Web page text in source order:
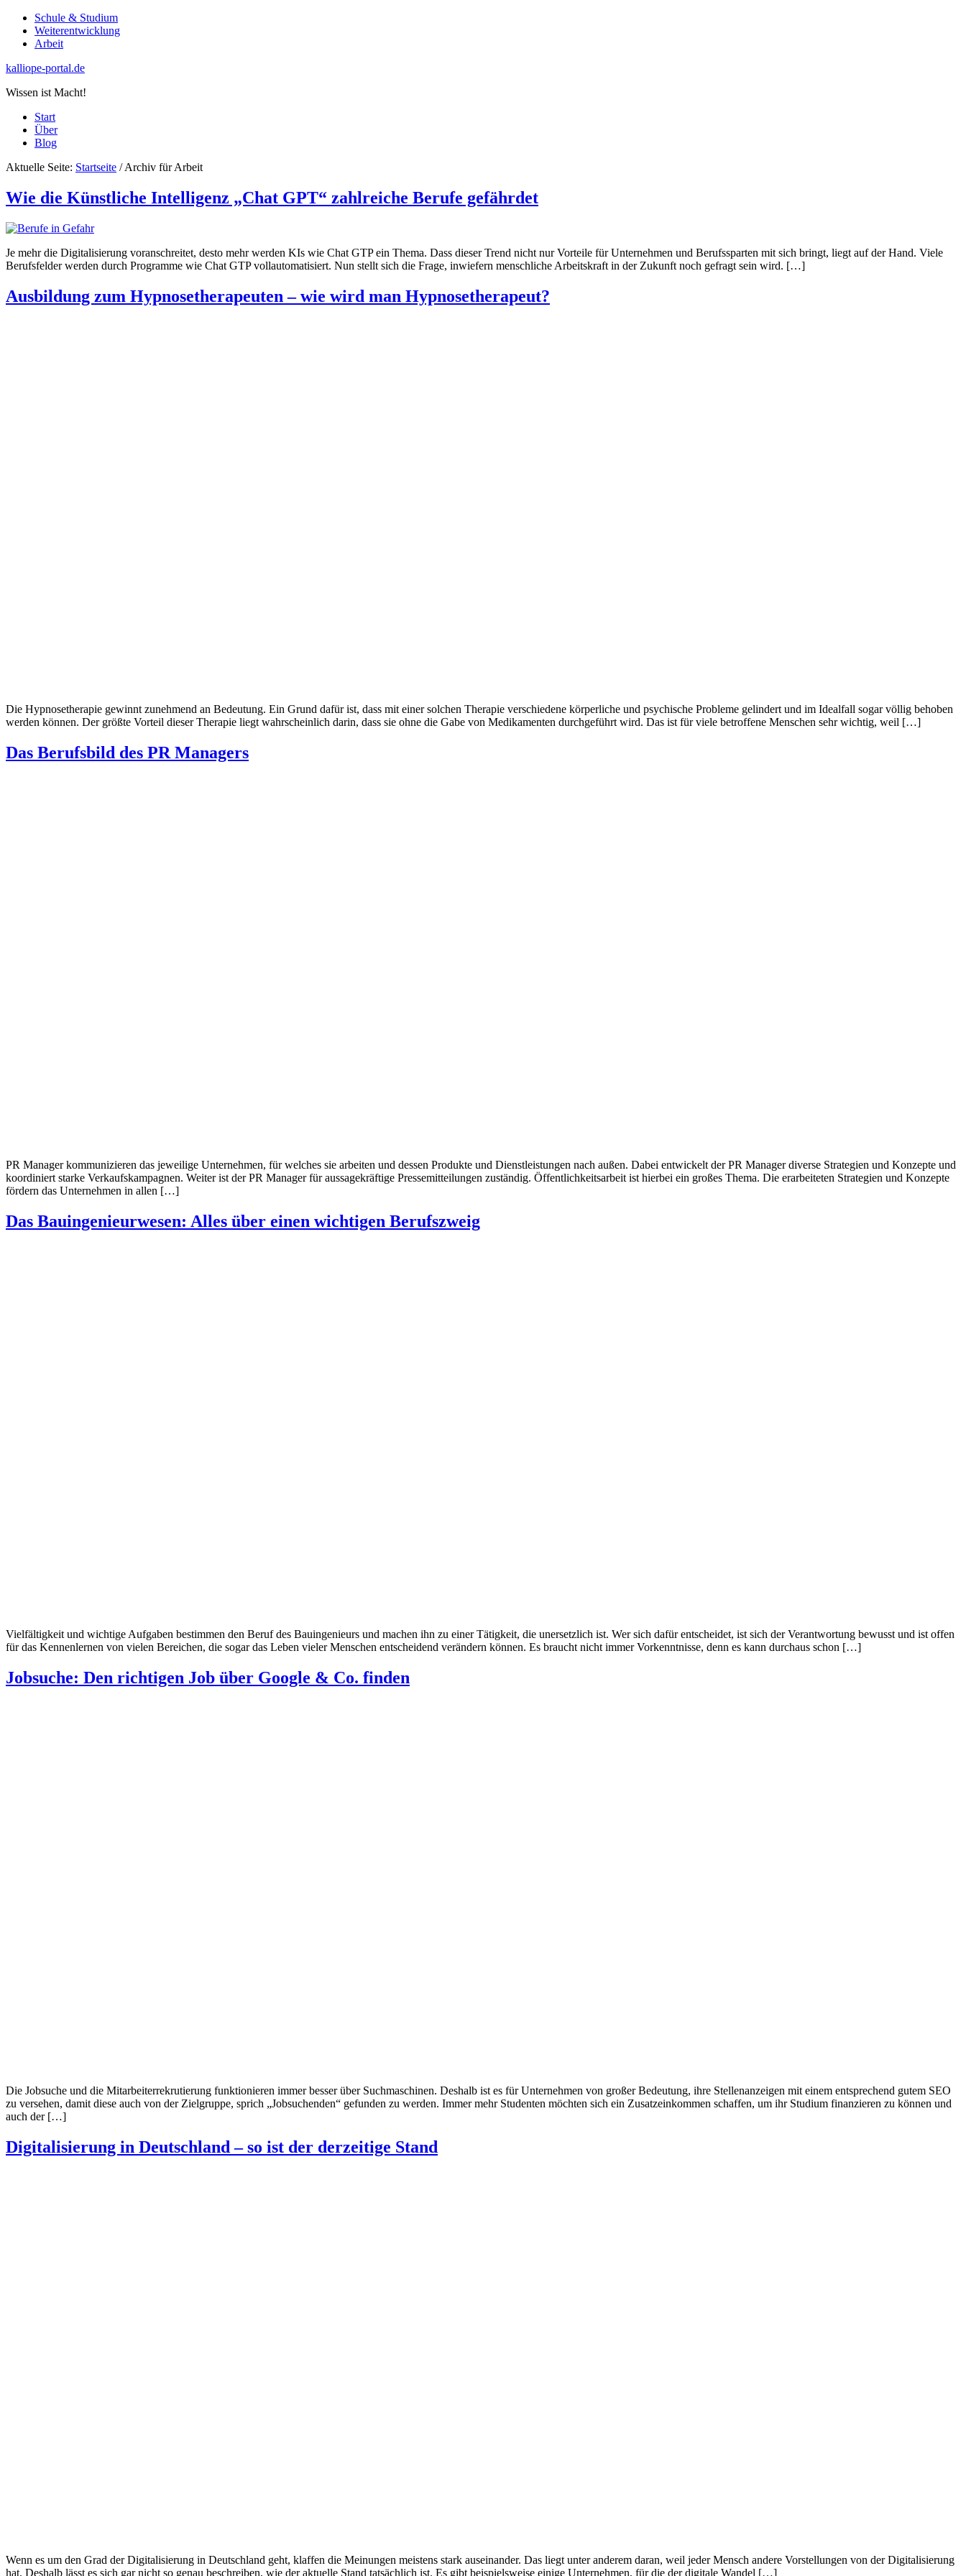
Schule & Studium
Weiterentwicklung
Arbeit
kalliope-portal.de
Wissen ist Macht!
Start
Über
Blog
Aktuelle Seite: Startseite /Archiv für Arbeit
Wie die Künstliche Intelligenz „Chat GPT“ zahlreiche Berufe gefährdet
Je mehr die Digitalisierung voranschreitet, desto mehr werden KIs wie Chat GTP ein Thema. Dass dieser Trend nicht nur Vorteile für Unternehmen und Berufssparten mit sich bringt, liegt auf der Hand. Viele
Berufsfelder werden durch Programme wie Chat GTP vollautomatisiert. Nun stellt sich die Frage, inwiefern menschliche Arbeitskraft in der Zukunft noch gefragt sein wird. […]
Ausbildung zum Hypnosetherapeuten – wie wird man Hypnosetherapeut?
Die Hypnosetherapie gewinnt zunehmend an Bedeutung. Ein Grund dafür ist, dass mit einer solchen Therapie verschiedene körperliche und psychische Probleme gelindert und im Idealfall sogar völlig behoben
werden können. Der größte Vorteil dieser Therapie liegt wahrscheinlich darin, dass sie ohne die Gabe von Medikamenten durchgeführt wird. Das ist für viele betroffene Menschen sehr wichtig, weil […]
Das Berufsbild des PR Managers
PR Manager kommunizieren das jeweilige Unternehmen, für welches sie arbeiten und dessen Produkte und Dienstleistungen nach außen. Dabei entwickelt der PR Manager diverse Strategien und Konzepte und
koordiniert starke Verkaufskampagnen. Weiter ist der PR Manager für aussagekräftige Pressemitteilungen zuständig. Öffentlichkeitsarbeit ist hierbei ein großes Thema. Die erarbeiteten Strategien und Konzepte
fördern das Unternehmen in allen […]
Das Bauingenieurwesen: Alles über einen wichtigen Berufszweig
Vielfältigkeit und wichtige Aufgaben bestimmen den Beruf des Bauingenieurs und machen ihn zu einer Tätigkeit, die unersetzlich ist. Wer sich dafür entscheidet, ist sich der Verantwortung bewusst und ist offen
für das Kennenlernen von vielen Bereichen, die sogar das Leben vieler Menschen entscheidend verändern können. Es braucht nicht immer Vorkenntnisse, denn es kann durchaus schon […]
Jobsuche: Den richtigen Job über Google & Co. finden
Die Jobsuche und die Mitarbeiterrekrutierung funktionieren immer besser über Suchmaschinen. Deshalb ist es für Unternehmen von großer Bedeutung, ihre Stellenanzeigen mit einem entsprechend gutem SEO
zu versehen, damit diese auch von der Zielgruppe, sprich „Jobsuchenden“ gefunden zu werden. Immer mehr Studenten möchten sich ein Zusatzeinkommen schaffen, um ihr Studium finanzieren zu können und
auch der […]
Digitalisierung in Deutschland – so ist der derzeitige Stand
Wenn es um den Grad der Digitalisierung in Deutschland geht, klaffen die Meinungen meistens stark auseinander. Das liegt unter anderem daran, weil jeder Mensch andere Vorstellungen von der Digitalisierung
hat. Deshalb lässt es sich gar nicht so genau beschreiben, wie der aktuelle Stand tatsächlich ist. Es gibt beispielsweise einige Unternehmen, für die der digitale Wandel […]